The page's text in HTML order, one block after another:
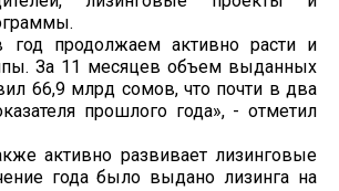
продолжаем активно расти и
За 11 месяцев объем выданных
66,9 млрд сомов, что почти в два
прошлого года», - отметил
активно развивает лизинговые
года было выдано лизинга на